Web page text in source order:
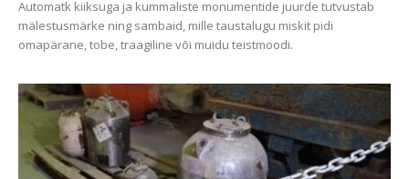
Automatk kiiksuga ja kummaliste monumentide juurde tutvustab
mälestusmärke ning sambaid, mille taustalugu miskit pidi
omapärane, tobe, traagiline või muidu teistmoodi.